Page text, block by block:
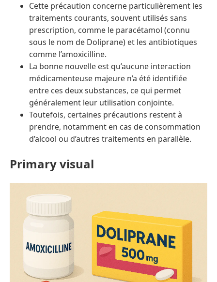
Cette précaution concerne particulièrement les
traitements courants, souvent utilisés sans
prescription, comme le paracétamol (connu
sous le nom de Doliprane) et les antibiotiques
comme l’amoxicilline.
La bonne nouvelle est qu’aucune interaction
médicamenteuse majeure n’a été identifiée
entre ces deux substances, ce qui permet
généralement leur utilisation conjointe.
Toutefois, certaines précautions restent à
prendre, notamment en cas de consommation
d’alcool ou d’autres traitements en parallèle.
Primary visual